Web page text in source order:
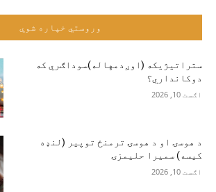
وروستي خپاره شوي
ستراتیژیکه (اوږدمهاله)سوداګري که
دوکانداري؟
اګست 10, 2026
د هوسۍ او د هوسۍ ترمنځ توپير (لنډه
کیسه) سمیرا حلیمزۍ
اګست 10, 2026